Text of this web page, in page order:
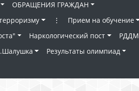
ОБРАЩЕНИЯ ГРАЖДАН
⋮
Прием на обучение
Наркологический пост
РДДМ
Результаты олимпиад